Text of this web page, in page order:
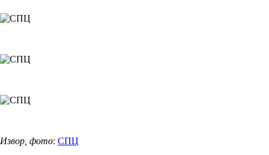
Извор, фото: СПЦ